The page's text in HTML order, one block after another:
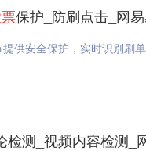
保护_防刷点击_网
提供安全保护，实时识别刷
测_视频内容检测_